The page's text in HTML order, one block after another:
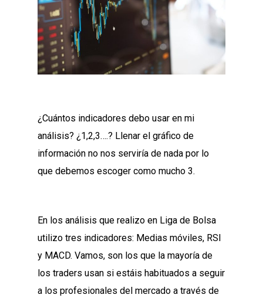
¿Cuántos indicadores debo usar en mi
análisis? ¿1,2,3….? Llenar el gráfico de
información no nos serviría de nada por lo
que debemos escoger como mucho 3.
En los análisis que realizo en Liga de Bolsa
utilizo tres indicadores: Medias móviles, RSI
y MACD. Vamos, son los que la mayoría de
los traders usan si estáis habituados a seguir
a los profesionales del mercado a través de